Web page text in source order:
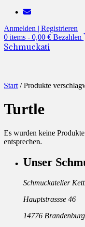
Zum
springen
Anmelden | Registrieren
0 items - 0,00 € Bezahlen
Schmuckati
Start / Produkte
Turtle
Es wurden keine
entsprechen.
Unser
Schmuckatelier
Hauptstrassse 46
14776